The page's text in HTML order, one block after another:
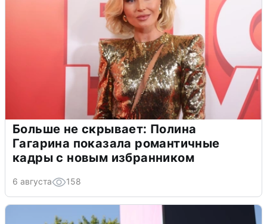
Больше не скрывает: Полина
Гагарина показала романтичные
кадры с новым избранником
6 августа 158